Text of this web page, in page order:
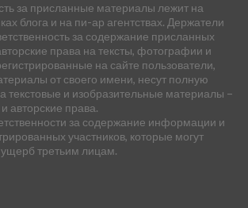
за присланные материалы лежит на
блога и на пи-ар агентствах. Держатели
за содержание присланных
права на тексты, фотографии и
на сайте пользователи,
от своего имени, несут полную
текстовые и изобразительные материалы –
авторские права.
за содержание информации и
участников, которые могут
третьим лицам.